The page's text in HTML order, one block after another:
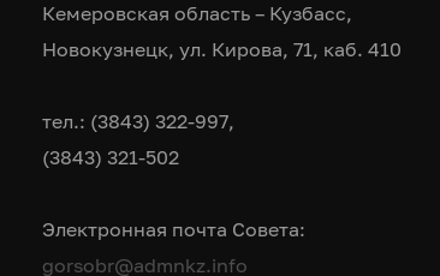
Кемеровская область – Кузбасс,
Новокузнецк, ул. Кирова, 71, каб. 410
тел.: (3843) 322-997,
(3843) 321-502
Электронная почта Совета:
gorsobr@admnkz.info